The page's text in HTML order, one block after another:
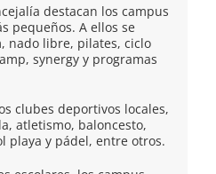
destacan los campus
pequeños. A ellos se
nado libre, pilates, ciclo
synergy y programas
clubes deportivos locales,
atletismo, baloncesto,
playa y pádel, entre otros.